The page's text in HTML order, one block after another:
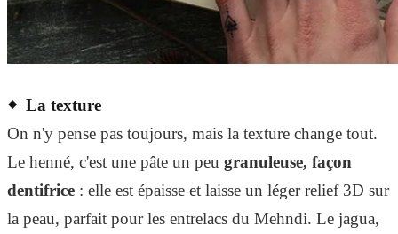
La texture
On n'y pense pas toujours, mais la texture change tout.
Le henné, c'est une pâte un peu granuleuse, façon
dentifrice : elle est épaisse et laisse un léger relief 3D sur
la peau, parfait pour les entrelacs du Mehndi. Le jagua,